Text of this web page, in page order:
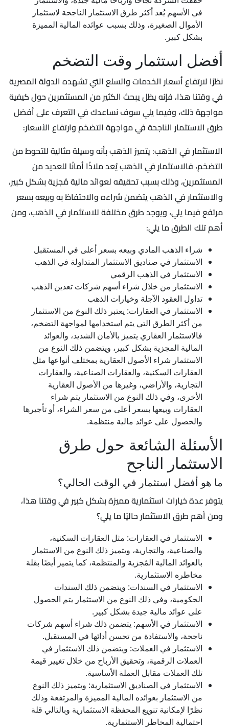
في الأسهم يُعد أكثر طرق الاستثمار الناجحة لاستثمار
الأموال الصغيرة، وذلك بسبب عوائده المالية المميزة
بشكل كبير.
أفضل استثمار وقت التضخم
نظرًا لارتفاع أسعار الخدمات والسلع التي تشهده الدولة المصرية
في وقتنا هذا، فإنه يظل يبحث الكثير من المستثمرين حول كيفية
مواجهة ذلك، وفيما يلي سوف نساعدك في التعرف على أفضل
طرق الاستثمار الناجحة في مواجهة التضخم وارتفاع الأسعار:
الاستثمار في الذهب: يتميز الذهب بأنه وسيلة مثالية للتحوط من
التضخم، فالاستثمار في الذهب يُعد ملاذًا أمانًا للعديد من
المستثمرين، وذلك بسبب تحقيقه لعوائد مالية مُجزية بشكل كبير،
والاستثمار في الذهب يتضمن شراءه والاحتفاظ به وبيعه بسعر
مرتفع فيما يلي، ويوجد طرق مختلفة للاستثمار في الذهب، ومن
أهم تلك الطرق ما يلي:
شراء الذهب المادي وبيعه بسعر أعلى في المستقبل
الاستثمار في صناديق الاستثمار المتداولة في الذهب
الاستثمار في الذهب الرقمي
الاستثمار من خلال شراء أسهم شركات تعدين الذهب
تداول العقود الآجلة وخيارات الذهب
الاستثمار في العقارات: يعتبر ذلك النوع من الاستثمار
من أكثر الطرق التي يتم استخدامها لمواجهة التضخم،
فالاستثمار العقاري يتميز بالأمان الشديد، والعوائد
المالية المجزية بشكل كبير، ويتضمن ذلك النوع من
الاستثمار شراء الأصول العقارية بمختلف أنواعها مثل
العقارات السكنية، والعقارات الصناعية، والعقارات
التجارية، والأراضي، وغيرها من الأصول العقارية
الأخرى، وفي ذلك النوع من الاستثمار يتم شراء
العقارات وبيعها بسعر أعلى من سعر الشراء، أو تأجيرها
والحصول على عوائد مالية منتظمة.
الأسئلة الشائعة حول طرق
الاستثمار الناجح
ما هو أفضل استثمار في الوقت الحالي؟
يتوفر عدة خيارات استثمارية مميزة بشكل كبير في وقتنا هذا،
ومن أهم طرق الاستثمار حاليًا ما يلي؟
الاستثمار في العقارات: مثل العقارات السكنية،
والصناعية، والتجارية، ويتميز ذلك النوع من الاستثمار
بالعوائد المالية المُجزية والمنتظمة، كما يتميز أيضًا بقلة
مخاطره الاستثمارية.
الاستثمار في السندات: ويتضمن ذلك السندات
الحكومية، وفي ذلك النوع من الاستثمار يتم الحصول
على عوائد مالية جيدة بشكل كبير.
الاستثمار في الأسهم: يتضمن ذلك شراء أسهم شركات
ناجحة، والاستفادة من تحسن أدائها في المستقبل.
الاستثمار في العملات: ويتضمن ذلك الاستثمار في
العملات الرقمية، وتحقيق الأرباح من خلال تغيير قيمة
تلك العملات مقابل العملة الأساسية.
الاستثمار في الصناديق الاستثمارية: ويتميز ذلك النوع
من الاستثمار بعوائده المالية المميزة والمرتفعة وذلك
نظرًا لإمكانية تنويع المحفظة الاستثمارية وبالتالي قلة
احتمالية المخاطر الاستثمارية.